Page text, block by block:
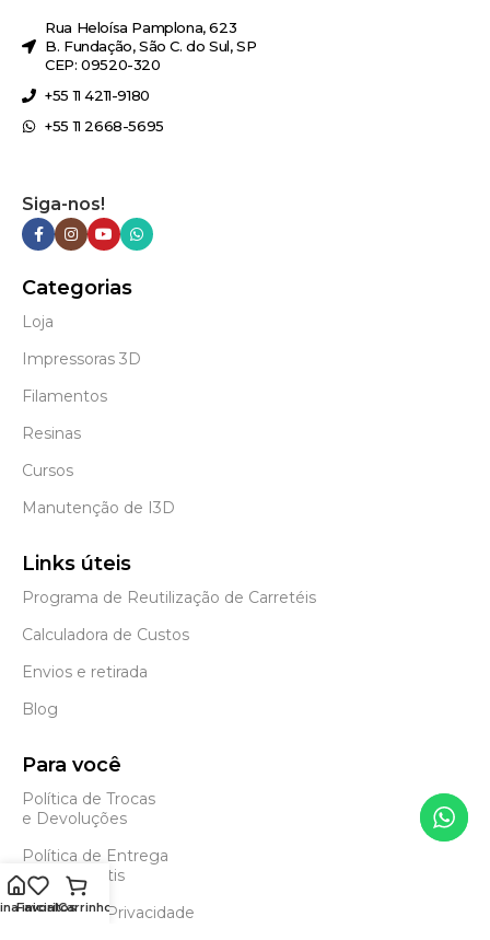
Rua Heloísa Pamplona, 623
B. Fundação, São C. do Sul, SP
CEP: 09520-320
+55 11 4211-9180
+55 11 2668-5695
Siga-nos!
Categorias
Loja
Impressoras 3D
Filamentos
Resinas
Cursos
Manutenção de I3D
Links úteis
Programa de Reutilização de Carretéis
Calculadora de Custos
Envios e retirada
Blog
Para você
Política de Trocas
e Devoluções
Política de Entrega
e Frete Grátis
Política de Privacidade
inicial
FavoritosCarrinho